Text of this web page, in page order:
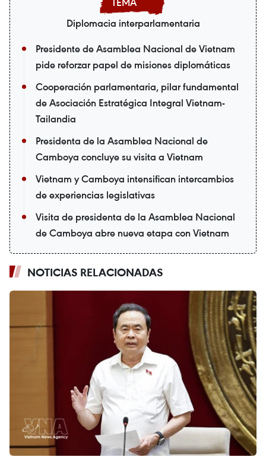
Diplomacia interparlamentaria
Presidente de Asamblea Nacional de Vietnam
pide reforzar papel de misiones diplomáticas
Cooperación parlamentaria, pilar fundamental
de Asociación Estratégica Integral Vietnam-
Tailandia
Presidenta de la Asamblea Nacional de
Camboya concluye su visita a Vietnam
Vietnam y Camboya intensifican intercambios
de experiencias legislativas
Visita de presidenta de la Asamblea Nacional
de Camboya abre nueva etapa con Vietnam
NOTICIAS RELACIONADAS